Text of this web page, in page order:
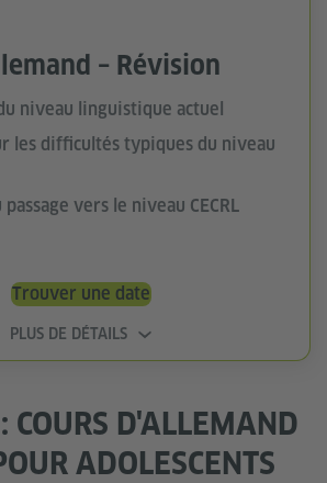
– Révision
niveau linguistique actuel
les difficultés typiques du niveau
vers le niveau CECRL
Trouver une date
PLUS DE DÉTAILS
COURS D'ALLEMAND
ADOLESCENTS